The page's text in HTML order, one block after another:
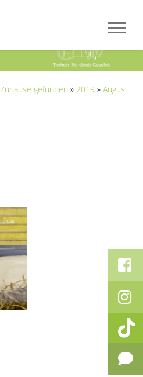
Zuhause gefunden » 2019 » August